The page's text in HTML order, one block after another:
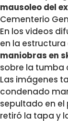
mausoleo del
Cementerio
En los videos
en la
maniobras en
sobre la tumba
Las imágenes
condenado
sepultado en el
retiró la tapa y